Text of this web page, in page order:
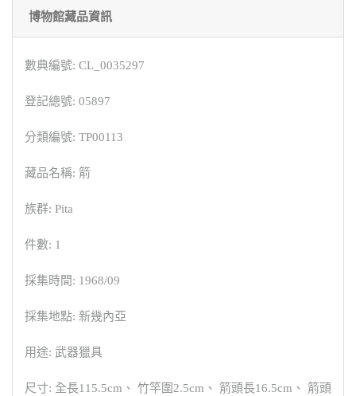
博物館藏品資訊
數典編號: CL_0035297
登記總號: 05897
分類編號: TP00113
藏品名稱: 箭
族群: Pita
件數: 1
採集時間: 1968/09
採集地點: 新幾內亞
用途: 武器獵具
尺寸: 全長115.5cm、 竹竿圍2.5cm、 箭頭長16.5cm、 箭頭